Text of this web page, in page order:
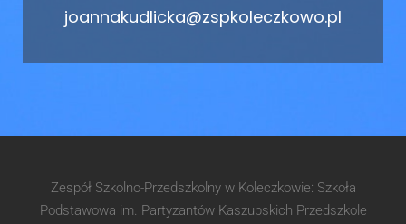
joannakudlicka@zspkoleczkowo.pl
Zespół Szkolno-Przedszkolny w Koleczkowie: Szkoła
Podstawowa im. Partyzantów Kaszubskich Przedszkole